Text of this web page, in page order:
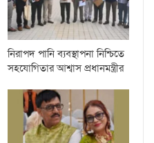
নিরাপদ পানি ব্যবস্থাপনা নিশ্চিতে
সহযোগিতার আশ্বাস প্রধানমন্ত্রীর